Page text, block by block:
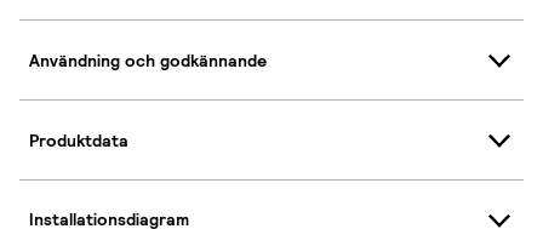
Användning och godkännande
Produktdata
Installationsdiagram